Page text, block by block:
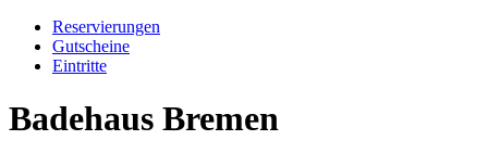
Reservierungen
Gutscheine
Eintritte
Badehaus Bremen